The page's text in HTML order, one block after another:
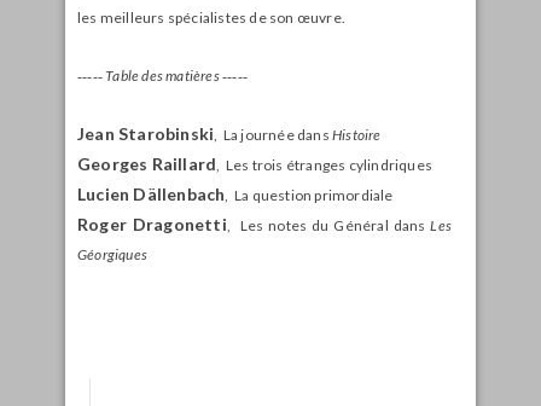
les meilleurs spécialistes de son œuvre.
‑‑‑‑‑Table des matières‑‑‑‑‑
Jean Starobinski, La journée dansHistoire
Georges Raillard, Les trois étranges cylindriques
Lucien Dällenbach, La question primordiale
Roger Dragonetti, Les notes du Général dansLes
Géorgiques